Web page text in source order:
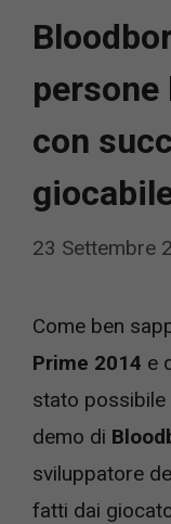
con
23 Settembre
Come ben
Prime 2014 e
stato
demo di
sviluppatore
fatti dai